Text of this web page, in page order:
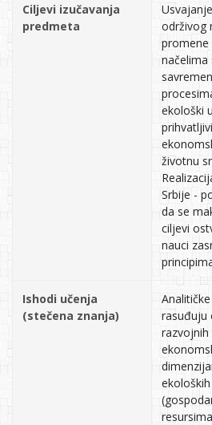
Ciljevi izučavanja
predmeta
održivog
promene
načelima
ekološki
životnu
Srbije -
da se
ciljevi
nauci
Ishodi učenja
(stečena znanja)
rasuđuju
razvojnih